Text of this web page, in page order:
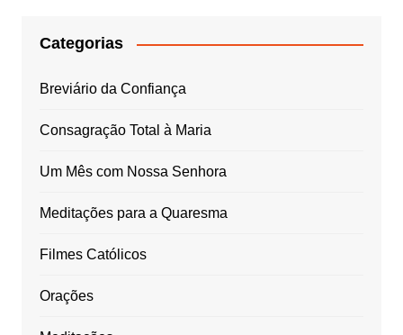
Categorias
Breviário da Confiança
Consagração Total à Maria
Um Mês com Nossa Senhora
Meditações para a Quaresma
Filmes Católicos
Orações